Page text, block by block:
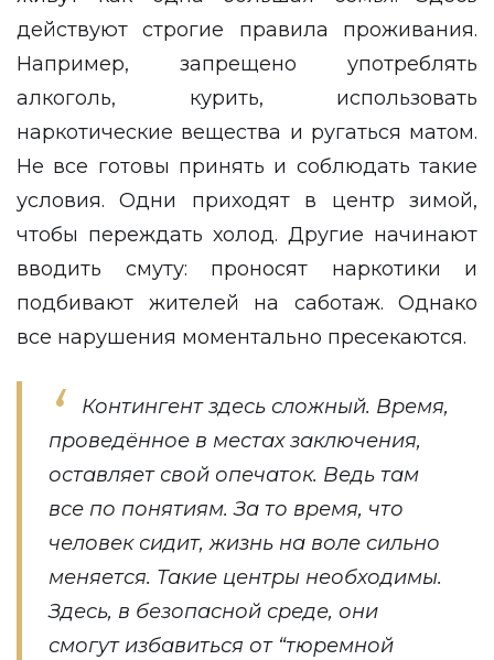
действуют строгие правила проживания.
Например, запрещено употреблять
алкоголь, курить, использовать
наркотические вещества и ругаться матом.
Не все готовы принять и соблюдать такие
условия. Одни приходят в центр зимой,
чтобы переждать холод. Другие начинают
вводить смуту: проносят наркотики и
подбивают жителей на саботаж. Однако
все нарушения моментально пресекаются.
Контингент здесь сложный. Время,
проведённое в местах заключения,
оставляет свой опечаток. Ведь там
все по понятиям. За то время, что
человек сидит, жизнь на воле сильно
меняется. Такие центры необходимы.
Здесь, в безопасной среде, они
смогут избавиться от “тюремной